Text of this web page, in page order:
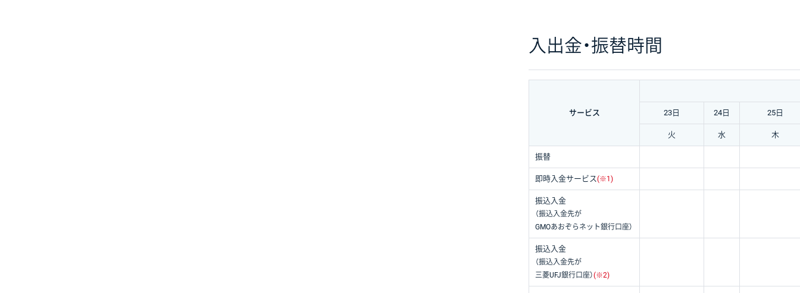
入出金・振替時間
サービス 23日 24日 25日
火 水 木
振替
即時入金サービス(※1)
振込入金
（振込入金先が
GMOあおぞらネット銀行口座）
振込入金
（振込入金先が
三菱UFJ銀行口座）(※2)